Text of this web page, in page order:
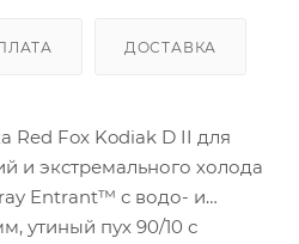
ДОСТАВКА
Red Fox Kodiak D II для
и экстремального холода
Entrant™ с водо- и
утиный пух 90/10 с